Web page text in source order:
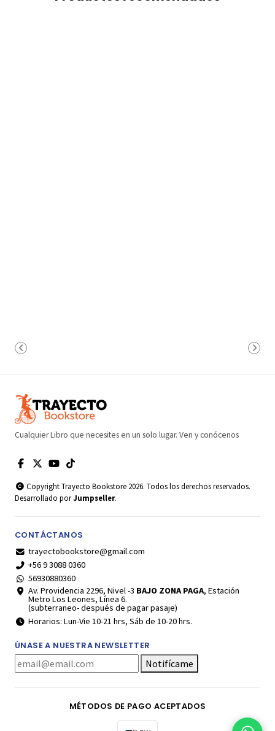
Cualquier Libro que necesites en un solo lugar. Ven y conócenos
Copyright Trayecto Bookstore 2026. Todos los derechos reservados.
Desarrollado porJumpseller.
CONTÁCTANOS
trayectobookstore@gmail.com
+56 9 3088 0360
56930880360
Av. Providencia 2296, Nivel -3 BAJO ZONA PAGA, Estación
Metro Los Leones, Línea 6.
(subterraneo- después de pagar pasaje)
Horarios: Lun-Vie 10-21 hrs, Sáb de 10-20 hrs.
ÚNASE A NUESTRA NEWSLETTER
Notifícame
MÉTODOS DE PAGO ACEPTADOS